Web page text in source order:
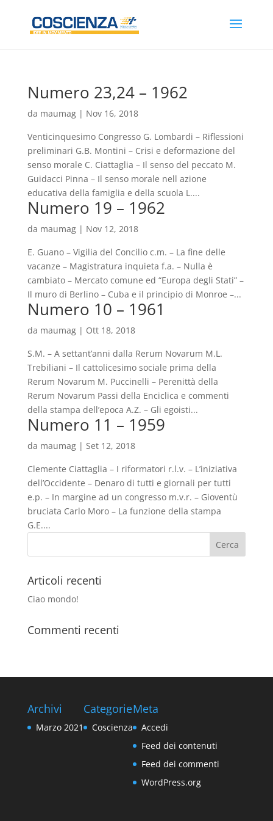
Numero 23,24 – 1962
da maumag| Nov 16, 2018
Venticinquesimo Congresso G. Lombardi – Riflessioni
preliminari G.B. Montini – Crisi e deformazione del
senso morale C. Ciattaglia – Il senso del peccato M.
Guidacci Pinna – Il senso morale nell azione
educativa della famiglia e della scuola L....
Numero 19 – 1962
da maumag| Nov 12, 2018
E. Guano – Vigilia del Concilio c.m. – La fine delle
vacanze – Magistratura inquieta f.a. – Nulla è
cambiato – Mercato comune ed “Europa degli Stati” –
Il muro di Berlino – Cuba e il principio di Monroe –...
Numero 10 – 1961
da maumag| Ott 18, 2018
S.M. – A settant’anni dalla Rerum Novarum M.L.
Trebiliani – Il cattolicesimo sociale prima della
Rerum Novarum M. Puccinelli – Perenittà della
Rerum Novarum Passi della Enciclica e commenti
della stampa dell’epoca A.Z. – Gli egoisti...
Numero 11 – 1959
da maumag| Set 12, 2018
Clemente Ciattaglia – I riformatori r.l.v. – L’iniziativa
dell’Occidente – Denaro di tutti e giornali per tutti
e.p. – In margine ad un congresso m.v.r. – Gioventù
bruciata Carlo Moro – La funzione della stampa
G.E....
Articoli recenti
Ciao mondo!
Commenti recenti
Archivi
Marzo 2021
Categorie
Coscienza
Meta
Accedi
Feed dei contenuti
Feed dei commenti
WordPress.org